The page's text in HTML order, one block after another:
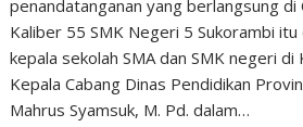
penandatanganan yang berlangsung di
Kaliber 55 SMK Negeri 5 Sukorambi
kepala sekolah SMA dan SMK negeri di
Kepala Cabang Dinas Pendidikan
Mahrus Syamsuk, M. Pd. dalam…